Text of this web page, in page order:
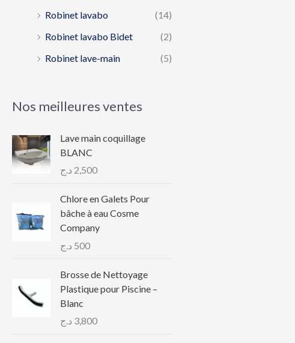
Robinet lavabo
(14)
Robinet lavabo Bidet
(2)
Robinet lave-main
(5)
Nos meilleures ventes
Lave main coquillage
BLANC
2,500 د.ج
Chlore en Galets Pour
bâche à eau Cosme
Company
500 د.ج
Brosse de Nettoyage
Plastique pour Piscine –
Blanc
3,800 د.ج